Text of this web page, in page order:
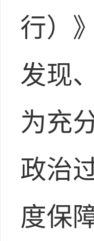
行）
发现
为充
政治
度保